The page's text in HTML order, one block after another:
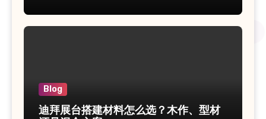
Blog
迪拜展台搭建材料怎么选？木作、型材